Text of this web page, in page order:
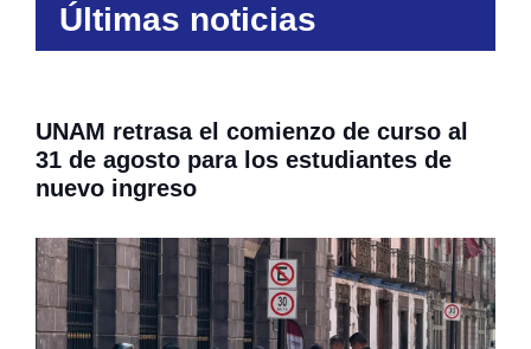
Últimas noticias
UNAM retrasa el comienzo de curso al
31 de agosto para los estudiantes de
nuevo ingreso